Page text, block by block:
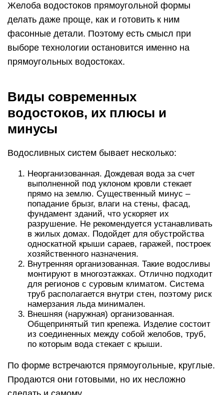
Желоба водостоков прямоугольной формы
делать даже проще, как и готовить к ним
фасонные детали. Поэтому есть смысл при
выборе технологии остановится именно на
прямоугольных водостоках.
Виды современных
водостоков, их плюсы и
минусы
Водосливных систем бывает несколько:
Неорганизованная. Дождевая вода за счет
выполненной под уклоном кровли стекает
прямо на землю. Существенный минус –
попадание брызг, влаги на стены, фасад,
фундамент зданий, что ускоряет их
разрушение. Не рекомендуется устанавливать
в жилых домах. Подойдет для обустройства
односкатной крыши сараев, гаражей, построек
хозяйственного назначения.
Внутренняя организованная. Такие водосливы
монтируют в многоэтажках. Отлично подходит
для регионов с суровым климатом. Система
труб располагается внутри стен, поэтому риск
намерзания льда минимален.
Внешняя (наружная) организованная.
Общепринятый тип крепежа. Изделие состоит
из соединенных между собой желобов, труб,
по которым вода стекает с крыши.
По форме встречаются прямоугольные, круглые.
Продаются они готовыми, но их несложно